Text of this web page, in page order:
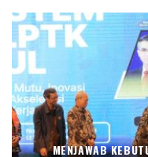
MENJAWAB